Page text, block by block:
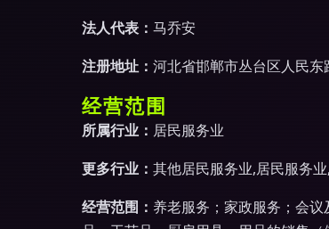
法人代表： 马乔安
注册地址： 河北省邯郸市丛台区人民
经营范围
所属行业： 居民服务业
更多行业： 其他居民服务业,居民服务
经营范围： 养老服务；家政服务；会